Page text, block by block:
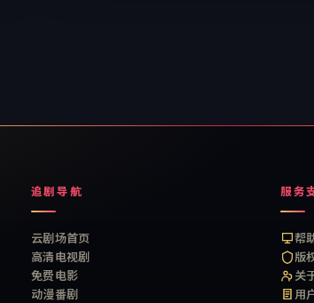
追剧导航
云剧场首页
高清电视剧
免费电影
动漫番剧
服务
帮
版
关
用